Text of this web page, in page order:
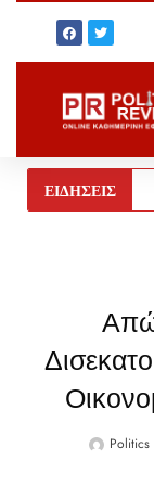
ΕΙΔΗΣΕΙΣ
Politics